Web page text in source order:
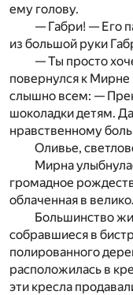
ему голову.
— Габри! — Его
из большой руки
— Ты просто
повернулся к
слышно всем: —
шоколадки детям.
нравственному
Оливье,
Мирна
громадное
облаченная в
Большинство
собравшиеся в
полированного
расположилась в
эти кресла